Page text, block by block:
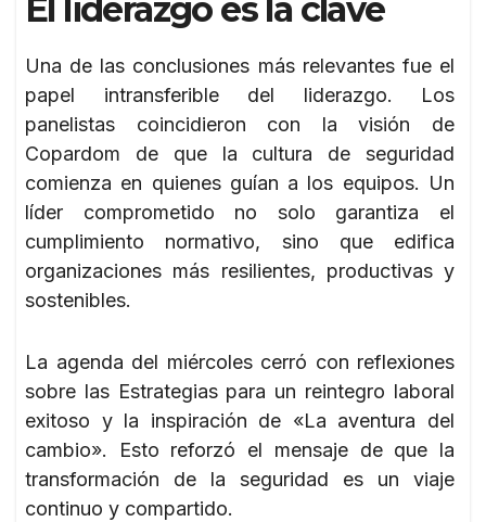
El liderazgo es la clave
Una de las conclusiones más relevantes fue el
papel intransferible del liderazgo. Los
panelistas coincidieron con la visión de
Copardom de que la cultura de seguridad
comienza en quienes guían a los equipos. Un
líder comprometido no solo garantiza el
cumplimiento normativo, sino que edifica
organizaciones más resilientes, productivas y
sostenibles.
La agenda del miércoles cerró con reflexiones
sobre las Estrategias para un reintegro laboral
exitoso y la inspiración de «La aventura del
cambio». Esto reforzó el mensaje de que la
transformación de la seguridad es un viaje
continuo y compartido.